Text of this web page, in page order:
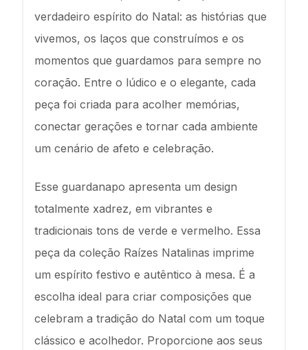
verdadeiro espírito do Natal: as histórias que
vivemos, os laços que construímos e os
momentos que guardamos para sempre no
coração. Entre o lúdico e o elegante, cada
peça foi criada para acolher memórias,
conectar gerações e tornar cada ambiente
um cenário de afeto e celebração.
Esse guardanapo apresenta um design
totalmente xadrez, em vibrantes e
tradicionais tons de verde e vermelho. Essa
peça da coleção Raízes Natalinas imprime
um espírito festivo e autêntico à mesa. É a
escolha ideal para criar composições que
celebram a tradição do Natal com um toque
clássico e acolhedor. Proporcione aos seus